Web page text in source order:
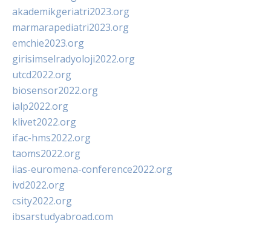
akademikgeriatri2023.org
marmarapediatri2023.org
emchie2023.org
girisimselradyoloji2022.org
utcd2022.org
biosensor2022.org
ialp2022.org
klivet2022.org
ifac-hms2022.org
taoms2022.org
iias-euromena-conference2022.org
ivd2022.org
csity2022.org
ibsarstudyabroad.com